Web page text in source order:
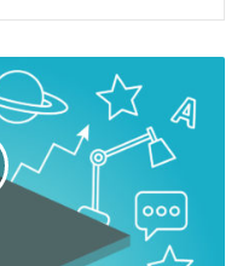
ספר לנו איך אתה מסכם את ה 50 שנה במילה אחת?
מאזין: נהדר
שדרן: ובשתי מילים?
מאזין: אשתי שומעת…
לאחות
שמסיימת